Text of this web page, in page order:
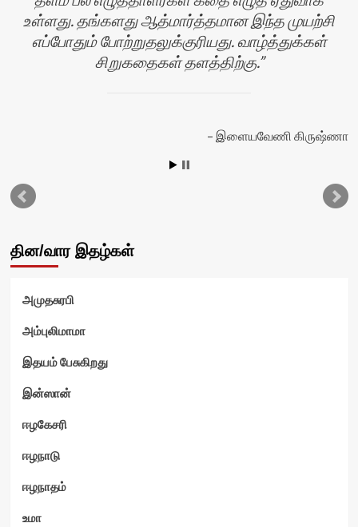
உள்ளது. தங்களது ஆத்மார்த்தமான இந்த முயற்சி
எப்போதும் போற்றுதலுக்குரியது. வாழ்த்துக்கள்
சிறுகதைகள் தளத்திற்கு.
இளையவேணி கிருஷ்ணா
தின/வார இதழ்கள்
அமுதசுரபி
அம்புலிமாமா
இதயம் பேசுகிறது
இன்ஸான்
ஈழகேசரி
ஈழநாடு
ஈழநாதம்
உமா